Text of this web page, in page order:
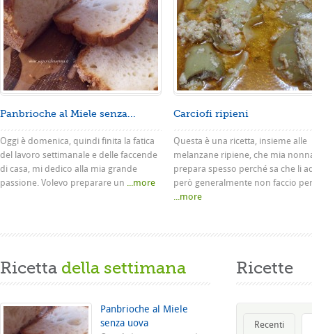
Panbrioche al Miele senza...
Oggi è domenica, quindi finita la fatica
del lavoro settimanale e delle faccende
di casa, mi dedico alla mia grande
passione. Volevo preparare un ...more
Carciofi ripieni
Questa è una ricetta, insieme alle
melanzane ripiene, che mia
prepara spesso perché sa che li
però generalmente non faccio
...more
Ricetta della settimana
Panbrioche al Miele
senza uova
Ricette
Recenti